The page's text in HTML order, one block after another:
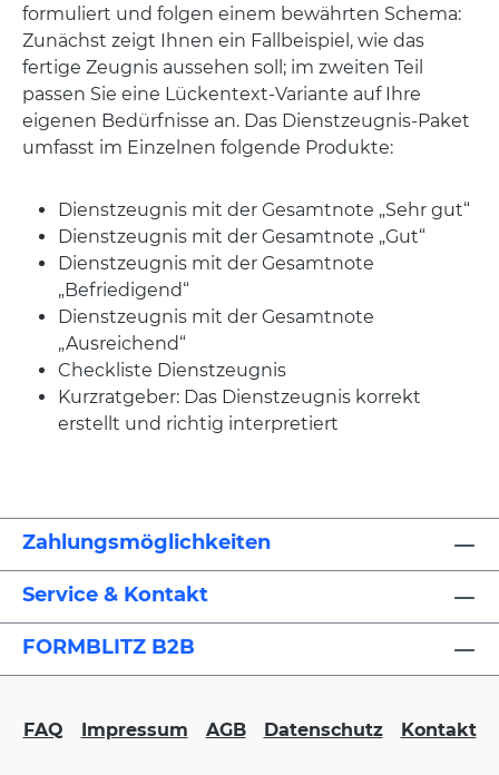
formuliert und folgen einem bewährten Schema:
Zunächst zeigt Ihnen ein Fallbeispiel, wie das
fertige Zeugnis aussehen soll; im zweiten Teil
passen Sie eine Lückentext-Variante auf Ihre
eigenen Bedürfnisse an. Das Dienstzeugnis-Paket
umfasst im Einzelnen folgende Produkte:
Dienstzeugnis mit der Gesamtnote „Sehr gut“
Dienstzeugnis mit der Gesamtnote „Gut“
Dienstzeugnis mit der Gesamtnote
„Befriedigend“
Dienstzeugnis mit der Gesamtnote
„Ausreichend“
Checkliste Dienstzeugnis
Kurzratgeber: Das Dienstzeugnis korrekt
erstellt und richtig interpretiert
Zahlungsmöglichkeiten
Service & Kontakt
FORMBLITZ B2B
FAQ Impressum AGB Datenschutz Kontakt